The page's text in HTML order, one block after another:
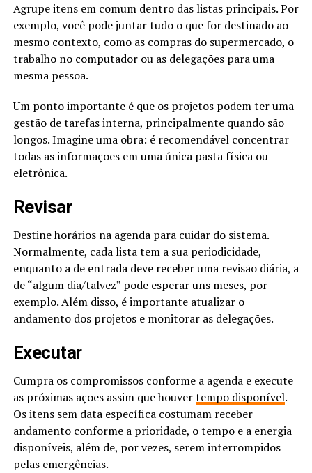
Agrupe itens em comum dentro das listas principais. Por
exemplo, você pode juntar tudo o que for destinado ao
mesmo contexto, como as compras do supermercado, o
trabalho no computador ou as delegações para uma
mesma pessoa.
Um ponto importante é que os projetos podem ter uma
gestão de tarefas interna, principalmente quando são
longos. Imagine uma obra: é recomendável concentrar
todas as informações em uma única pasta física ou
eletrônica.
Revisar
Destine horários na agenda para cuidar do sistema.
Normalmente, cada lista tem a sua periodicidade,
enquanto a de entrada deve receber uma revisão diária, a
de “algum dia/talvez” pode esperar uns meses, por
exemplo. Além disso, é importante atualizar o
andamento dos projetos e monitorar as delegações.
Executar
Cumpra os compromissos conforme a agenda e execute
as próximas ações assim que houvertempo disponível.
Os itens sem data específica costumam receber
andamento conforme a prioridade, o tempo e a energia
disponíveis, além de, por vezes, serem interrompidos
pelas emergências.